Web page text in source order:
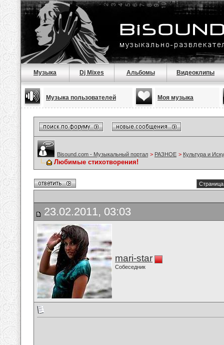
Музыка Dj Mixes Альбомы Видеоклипы
Музыка пользователей Моя музыка
Bisound.com - Музыкальный портал > РАЗНОЕ > Культура и
Любимые стихотворения!
23.02.2011, 03:03
mari-star
Собеседник